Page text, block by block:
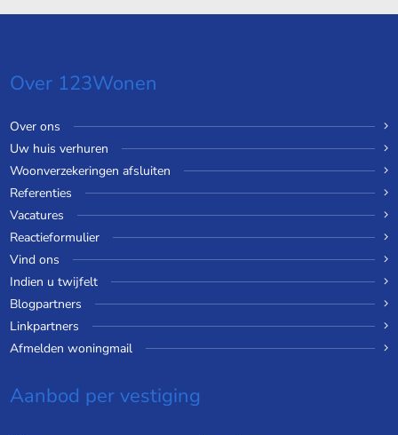
Over 123Wonen
Over ons
Uw huis verhuren
Woonverzekeringen afsluiten
Referenties
Vacatures
Reactieformulier
Vind ons
Indien u twijfelt
Blogpartners
Linkpartners
Afmelden woningmail
Aanbod per vestiging